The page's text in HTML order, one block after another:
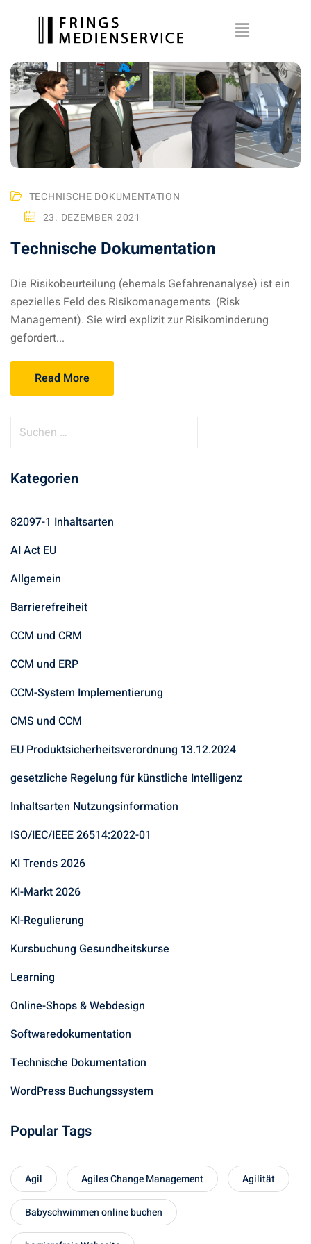
TECHNISCHE DOKUMENTATION
23. DEZEMBER 2021
Technische Dokumentation
Die Risikobeurteilung (ehemals Gefahrenanalyse) ist ein
spezielles Feld des Risikomanagements (Risk
Management). Sie wird explizit zur Risikominderung
gefordert...
Read More
Kategorien
82097-1 Inhaltsarten
AI Act EU
Allgemein
Barrierefreiheit
CCM und CRM
CCM und ERP
CCM-System Implementierung
CMS und CCM
EU Produktsicherheitsverordnung 13.12.2024
gesetzliche Regelung für künstliche Intelligenz
Inhaltsarten Nutzungsinformation
ISO/IEC/IEEE 26514:2022-01
KI Trends 2026
KI-Markt 2026
KI-Regulierung
Kursbuchung Gesundheitskurse
Learning
Online-Shops & Webdesign
Softwaredokumentation
Technische Dokumentation
WordPress Buchungssystem
Popular Tags
Agil Agiles Change Management Agilität
Babyschwimmen online buchen